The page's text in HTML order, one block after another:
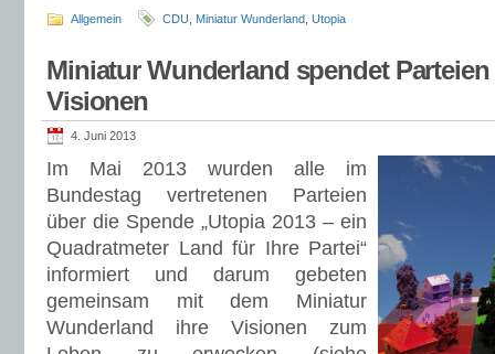
Allgemein CDU Miniatur Wunderland Utopia
Miniatur Wunderland spendet
Visionen
4. Juni 2013
Im Mai 2013 wurden alle im
Bundestag vertretenen Parteien
über die Spende „Utopia 2013 – ein
Quadratmeter Land für Ihre Partei“
informiert und darum gebeten
gemeinsam mit dem Miniatur
Wunderland ihre Visionen zum